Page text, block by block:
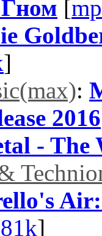
[
]
:
2016
- The
]